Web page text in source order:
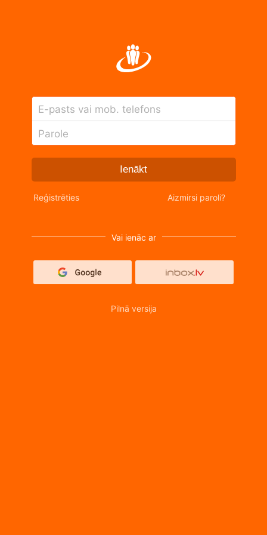
E-pasts vai mob. telefons
Parole
Ienākt
Reģistrēties Aizmirsi paroli?
Vai ienāc ar
Pilnā versija